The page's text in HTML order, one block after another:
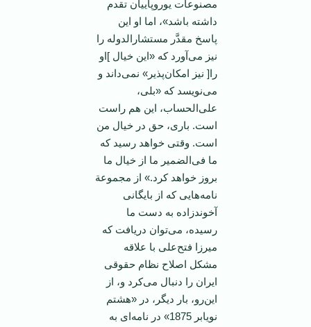
مصنوعات‌ یوروپاییان‌ تقدم‌
داشته‌ باشد»، اما او این‌
پاسخ‌ مقدَّر مستشارالدوله‌ را
نیز می‌آورد كه‌ «این‌ خیال‌ ]او
را[ نیز امكان‌پذیر» نمی‌داند و
می‌نویسد كه‌ «بلی‌،
علی‌الحساب‌، این‌ هم‌ راست‌
است‌. باری‌، حق‌ در خیال‌ من‌
است‌. وقتی‌ خواهد رسید كه‌
ما فی‌الضمیر ما از خیال‌ ما
بروز خواهد كرد.» از مجموعة‌
نامه‌هایی‌ كه‌ از بایگانی‌
آخوندزاده‌ به‌ دست‌ ما
رسیده‌، می‌توان‌ دریافت‌ كه‌
میرزا فتح‌علی‌ با علاقه‌
مشكل‌ اصلاح‌ نظام‌ حقوقی
‌ایران‌ را دنبال‌ می‌كرد و، از
این‌رو، بار دیگر، در «هشتم‌
نویابر 1875» در نامه‌ای‌ به‌